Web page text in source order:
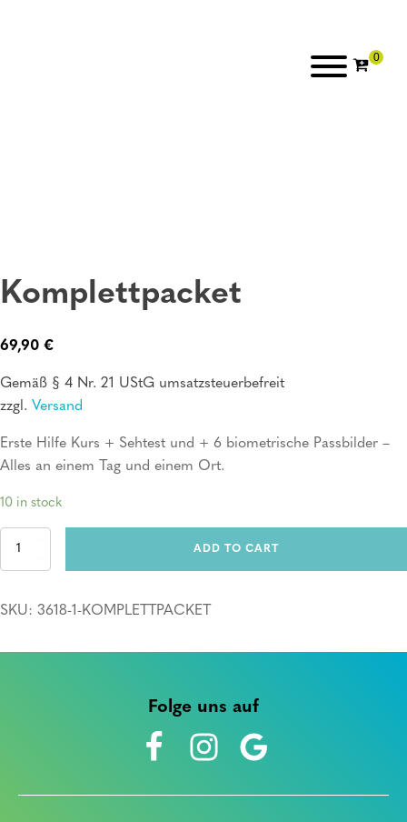
Komplettpacket
69,90 €
Gemäß § 4 Nr. 21 UStG umsatzsteuerbefreit
zzgl. Versand
Erste Hilfe Kurs + Sehtest und + 6 biometrische Passbilder –
Alles an einem Tag und einem Ort.
10 in stock
Komplettpacket
ADD TO CART
SKU: 3618-1-KOMPLETTPACKET
Folge uns auf